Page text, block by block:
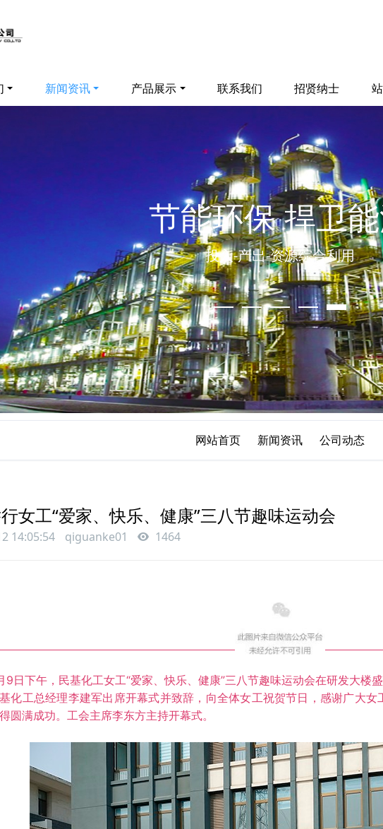
新闻资讯 产品展示 联系我们 招贤纳士
节能环保 捍卫
投入-产出-资源综合利用
网站首页 新闻资讯 公司动态
女工“爱家、快乐、健康”三八节趣味运动会
14:05:54 qiguanke01 1464
下午，民基化工女工“爱家、快乐、健康”三八节趣味运动会在研发大楼盛
工总经理李建军出席开幕式并致辞，向全体女工祝贺节日，感谢广大女
圆满成功。工会主席李东方主持开幕式。